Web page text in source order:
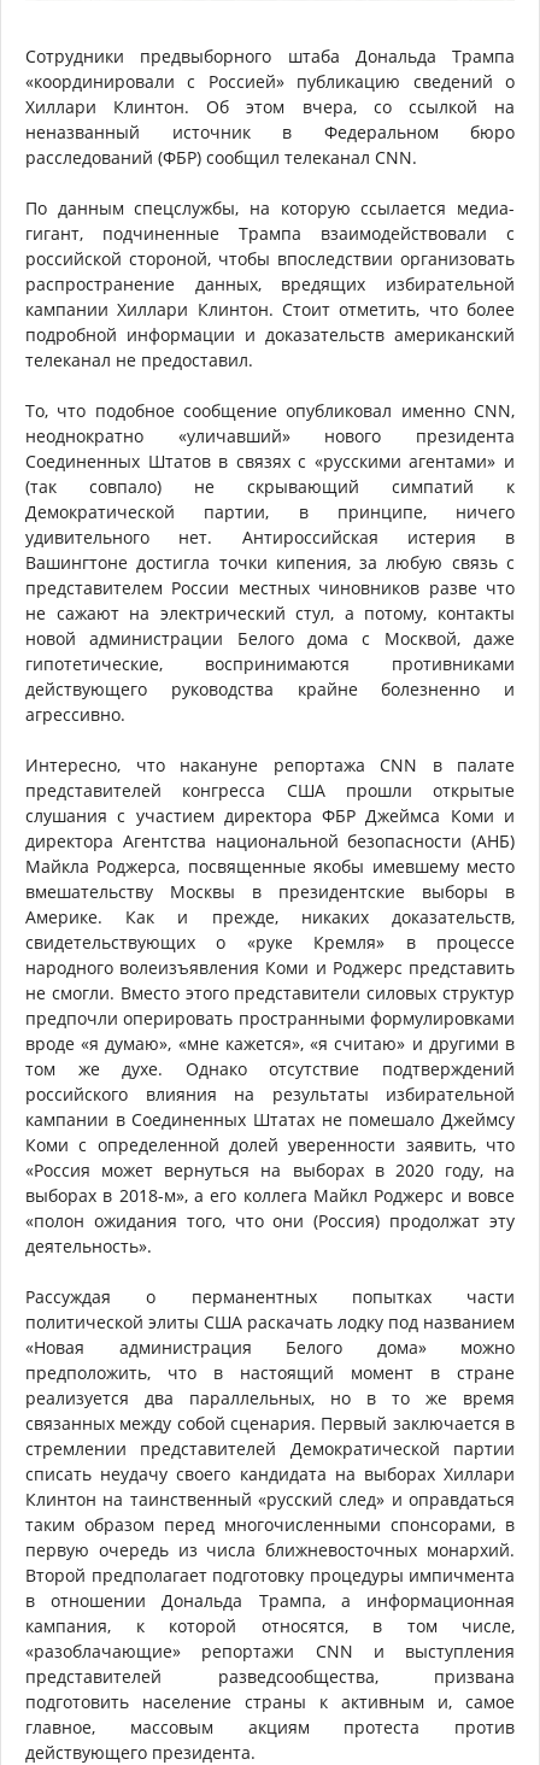
Сотрудники предвыборного штаба Дональда Трампа
«координировали с Россией» публикацию сведений о
Хиллари Клинтон. Об этом вчера, со ссылкой на
неназванный источник в Федеральном бюро
расследований (ФБР) сообщил телеканал CNN.
По данным спецслужбы, на которую ссылается медиа-
гигант, подчиненные Трампа взаимодействовали с
российской стороной, чтобы впоследствии организовать
распространение данных, вредящих избирательной
кампании Хиллари Клинтон. Стоит отметить, что более
подробной информации и доказательств американский
телеканал не предоставил.
То, что подобное сообщение опубликовал именно CNN,
неоднократно «уличавший» нового президента
Соединенных Штатов в связях с «русскими агентами» и
(так совпало) не скрывающий симпатий к
Демократической партии, в принципе, ничего
удивительного нет. Антироссийская истерия в
Вашингтоне достигла точки кипения, за любую связь с
представителем России местных чиновников разве что
не сажают на электрический стул, а потому, контакты
новой администрации Белого дома с Москвой, даже
гипотетические, воспринимаются противниками
действующего руководства крайне болезненно и
агрессивно.
Интересно, что накануне репортажа CNN в палате
представителей конгресса США прошли открытые
слушания с участием директора ФБР Джеймса Коми и
директора Агентства национальной безопасности (АНБ)
Майкла Роджерса, посвященные якобы имевшему место
вмешательству Москвы в президентские выборы в
Америке. Как и прежде, никаких доказательств,
свидетельствующих о «руке Кремля» в процессе
народного волеизъявления Коми и Роджерс представить
не смогли. Вместо этого представители силовых структур
предпочли оперировать пространными формулировками
вроде «я думаю», «мне кажется», «я считаю» и другими в
том же духе. Однако отсутствие подтверждений
российского влияния на результаты избирательной
кампании в Соединенных Штатах не помешало Джеймсу
Коми с определенной долей уверенности заявить, что
«Россия может вернуться на выборах в 2020 году, на
выборах в 2018-м», а его коллега Майкл Роджерс и вовсе
«полон ожидания того, что они (Россия) продолжат эту
деятельность».
Рассуждая о перманентных попытках части
политической элиты США раскачать лодку под названием
«Новая администрация Белого дома» можно
предположить, что в настоящий момент в стране
реализуется два параллельных, но в то же время
связанных между собой сценария. Первый заключается в
стремлении представителей Демократической партии
списать неудачу своего кандидата на выборах Хиллари
Клинтон на таинственный «русский след» и оправдаться
таким образом перед многочисленными спонсорами, в
первую очередь из числа ближневосточных монархий.
Второй предполагает подготовку процедуры импичмента
в отношении Дональда Трампа, а информационная
кампания, к которой относятся, в том числе,
«разоблачающие» репортажи CNN и выступления
представителей разведсообщества, призвана
подготовить население страны к активным и, самое
главное, массовым акциям протеста против
действующего президента.